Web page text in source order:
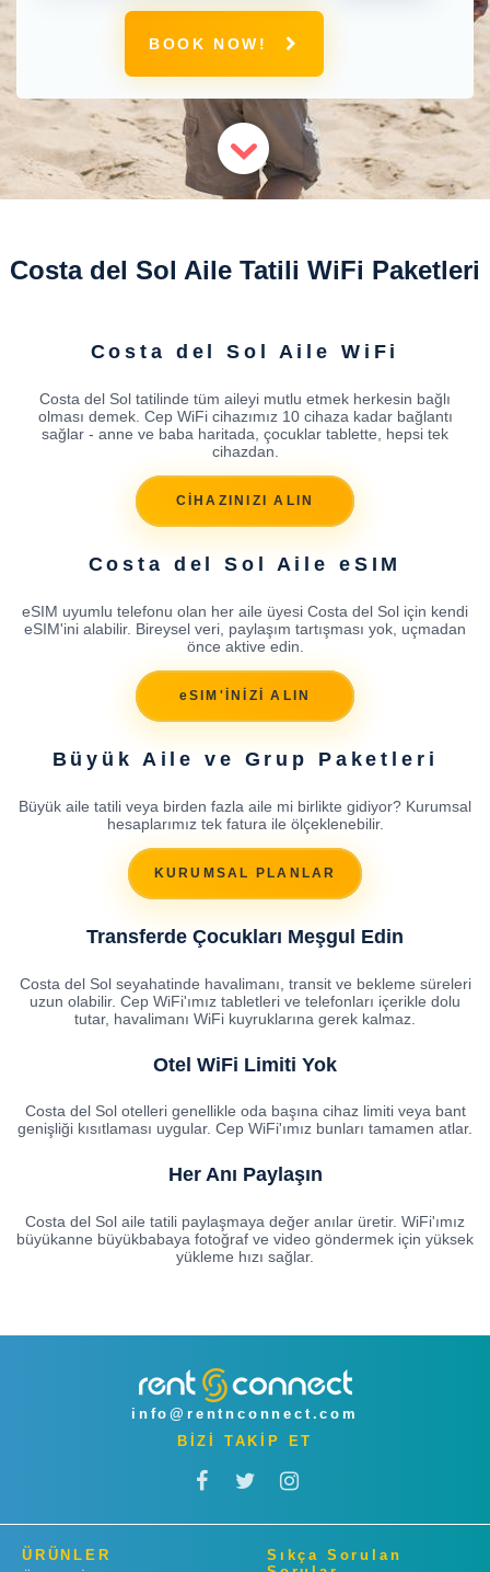
BOOK NOW!
Costa del Sol Aile Tatili WiFi Paketleri
Costa del Sol Aile WiFi
Costa del Sol tatilinde tüm aileyi mutlu etmek herkesin bağlı
olması demek. Cep WiFi cihazımız 10 cihaza kadar bağlantı
sağlar - anne ve baba haritada, çocuklar tablette, hepsi tek
cihazdan.
CİHAZINIZI ALIN
Costa del Sol Aile eSIM
eSIM uyumlu telefonu olan her aile üyesi Costa del Sol için kendi
eSIM'ini alabilir. Bireysel veri, paylaşım tartışması yok, uçmadan
önce aktive edin.
eSIM'İNİZİ ALIN
Büyük Aile ve Grup Paketleri
Büyük aile tatili veya birden fazla aile mi birlikte gidiyor? Kurumsal
hesaplarımız tek fatura ile ölçeklenebilir.
KURUMSAL PLANLAR
Transferde Çocukları Meşgul Edin
Costa del Sol seyahatinde havalimanı, transit ve bekleme süreleri
uzun olabilir. Cep WiFi'ımız tabletleri ve telefonları içerikle dolu
tutar, havalimanı WiFi kuyruklarına gerek kalmaz.
Otel WiFi Limiti Yok
Costa del Sol otelleri genellikle oda başına cihaz limiti veya bant
genişliği kısıtlaması uygular. Cep WiFi'ımız bunları tamamen atlar.
Her Anı Paylaşın
Costa del Sol aile tatili paylaşmaya değer anılar üretir. WiFi'ımız
büyükanne büyükbabaya fotoğraf ve video göndermek için yüksek
yükleme hızı sağlar.
info@rentnconnect.com
BİZİ TAKİP ET
ÜRÜNLER
Sıkça Sorulan